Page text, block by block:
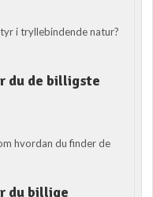
i tryllebindende natur?
du de billigste
hvordan du finder de
du billige